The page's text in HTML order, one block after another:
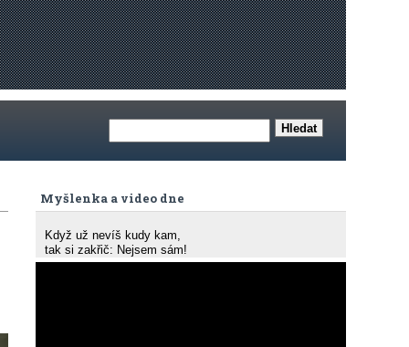
Myšlenka a video dne
Když už nevíš kudy kam,
tak si zakřič: Nejsem sám!